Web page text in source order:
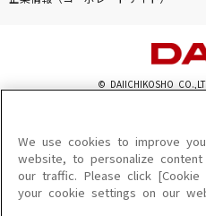
© DAIICHIKOSHO
このサイトに掲載されている一切の文章・
を問わず、著作権法の定める範囲を超えて
を禁じます。
楽曲及びコンテンツは、機種によりご利用
楽曲及びコンテンツの配信日、配信内容が
We use cookies to improve
website, to personalize
our traffic. Please click [Cookie
your cookie settings on our